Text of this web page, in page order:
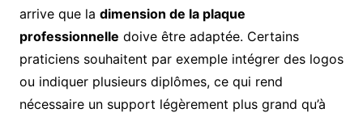
arrive que la dimension de la plaque
professionnelle doive être adaptée. Certains
praticiens souhaitent par exemple intégrer des logos
ou indiquer plusieurs diplômes, ce qui rend
nécessaire un support légèrement plus grand qu’à